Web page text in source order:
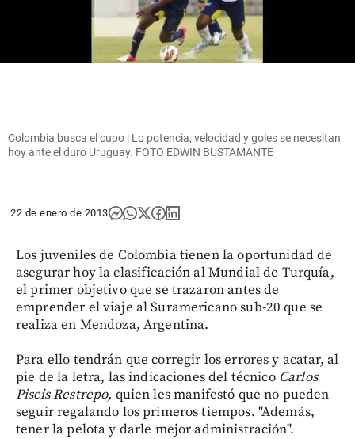
Colombia busca el cupo | Lo potencia, velocidad y goles se necesitan
hoy ante el duro Uruguay. FOTO EDWIN BUSTAMANTE
22 de enero de 2013
Los juveniles de Colombia tienen la oportunidad de
asegurar hoy la clasificación al Mundial de Turquía,
el primer objetivo que se trazaron antes de
emprender el viaje al Suramericano sub-20 que se
realiza en Mendoza, Argentina.
Para ello tendrán que corregir los errores y acatar, al
pie de la letra, las indicaciones del técnico Carlos
Piscis Restrepo, quien les manifestó que no pueden
seguir regalando los primeros tiempos. "Además,
tener la pelota y darle mejor administración".